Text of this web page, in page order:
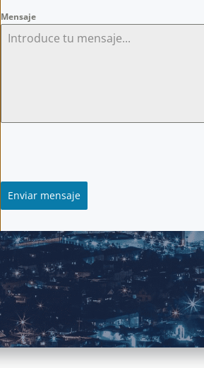
Mensaje
Enviar mensaje